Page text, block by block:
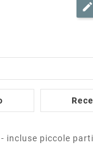
edit
incluse piccole